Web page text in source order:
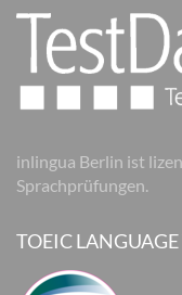
inlingua Berlin ist
Sprachprüfungen.
TOEIC LANGUAGE